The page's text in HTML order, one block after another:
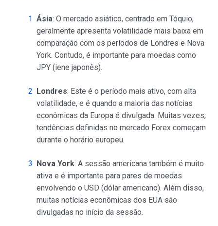
Ásia: O mercado asiático, centrado em Tóquio,
geralmente apresenta volatilidade mais baixa em
comparação com os períodos de Londres e Nova
York. Contudo, é importante para moedas como
JPY (iene japonês).
Londres: Este é o período mais ativo, com alta
volatilidade, e é quando a maioria das notícias
econômicas da Europa é divulgada. Muitas vezes,
tendências definidas no mercado Forex começam
durante o horário europeu.
Nova York: A sessão americana também é muito
ativa e é importante para pares de moedas
envolvendo o USD (dólar americano). Além disso,
muitas notícias econômicas dos EUA são
divulgadas no início da sessão.